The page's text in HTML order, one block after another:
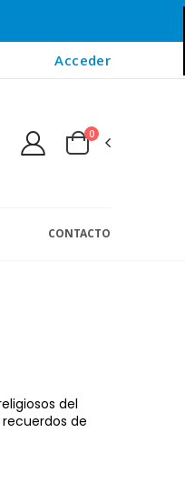
Acceder
0
CONTACTO
del
de